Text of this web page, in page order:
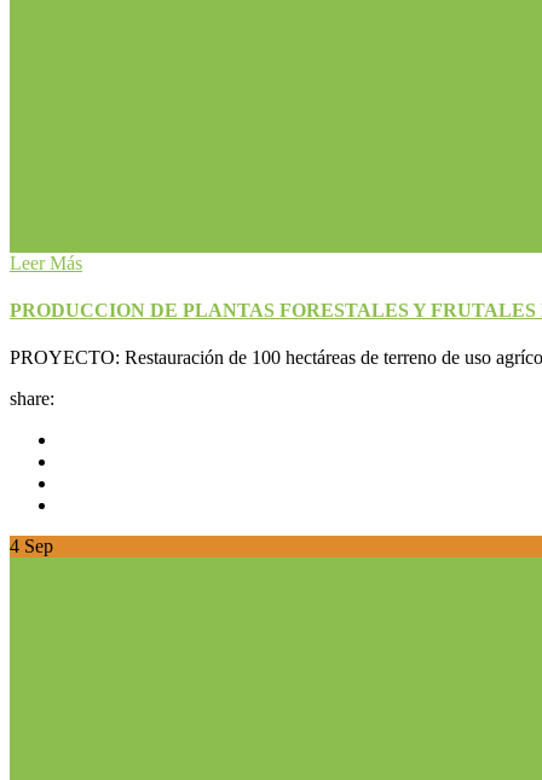
Leer Más
PRODUCCION DE PLANTAS FORESTALES Y
PROYECTO: Restauración de 100 hectáreas de terreno de uso
share:
4 Sep